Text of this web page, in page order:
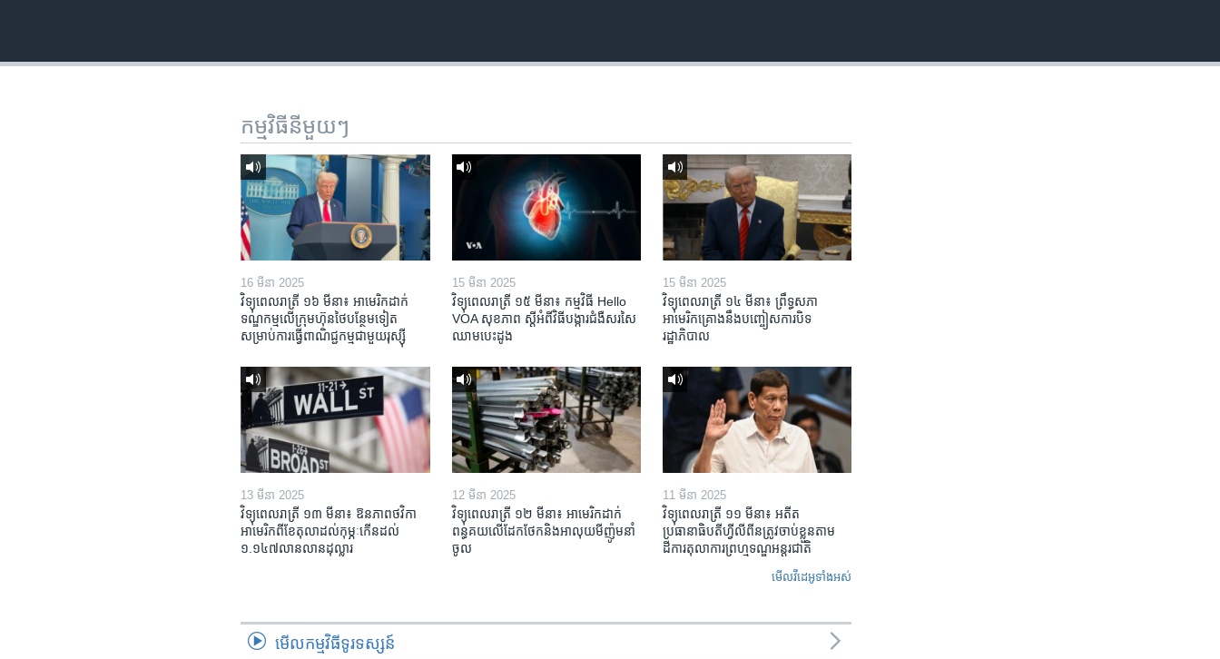
កាន់​
កម្មវិធី​នីមួយៗ
16 មីនា 2025
វិទ្យុពេលរាត្រី ១៦ មីនា៖ អាមេរិក​ដាក់​
ទណ្ឌកម្ម​លើ​ក្រុមហ៊ុន​ថៃ​បន្ថែម​ទៀត​
សម្រាប់​ការ​ធ្វើ​ពាណិជ្ជកម្ម​ជាមួយ​រុស្ស៊ី
15 មីនា 2025
វិទ្យុពេលរាត្រី ១៥ មីនា៖ កម្មវិធី ​Hello
VOA សុខភាព ស្ដី​អំពី​វិធី​បង្ការ​ជំងឺ​សរសៃ​
ឈាម​បេះដូង
15 មីនា 2025
វិទ្យុពេលរាត្រី ១៤ មីនា៖ ព្រឹទ្ធសភា
អាមេរិកគ្រោងនឹងបញ្ចៀសការបិទ
រដ្ឋាភិបាល
13 មីនា 2025
វិទ្យុពេលរាត្រី ១៣ មីនា៖ ឱនភាព​ថវិកា​
អាមេរិក​ពី​ខែ​តុលា​ដល់​កុម្ភៈ​កើន​ដល់​
១.១៤៧​លានលាន​ដុល្លារ
12 មីនា 2025
វិទ្យុពេលរាត្រី ១២ មីនា៖ អាមេរិក​ដាក់​
ពន្ធគយ​លើ​ដែកថែក​និង​អាលុយ​មីញ៉ូម​នាំ
ចូល
11 មីនា 2025
វិទ្យុពេលរាត្រី ១១ មីនា៖ អតីត​
ប្រធានាធិបតីហ្វីលីពីន​ត្រូវ​ចាប់ខ្លួនតាម
ដីការ​តុលាការ​ព្រហ្មទណ្ឌ​អន្តរជាតិ
មើល​វីដេអូ​ទាំង​អស់
មើល​កម្មវិធី​ទូរទស្សន៍